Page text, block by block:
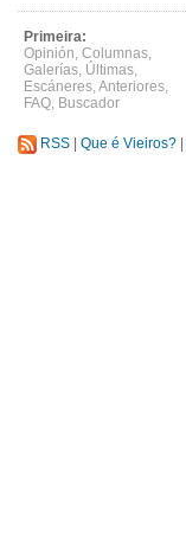
Primeira:
Opinión, Columnas,
Galerías, Últimas,
Escáneres,Anteriores,
FAQ, Buscador
RSS Que é Vieiros?